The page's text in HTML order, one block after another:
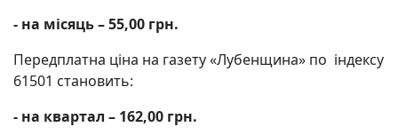
- на місяць – 55,00 грн.
Передплатна ціна на газету «Лубенщина» по індексу
61501 становить:
- на квартал – 162,00 грн.